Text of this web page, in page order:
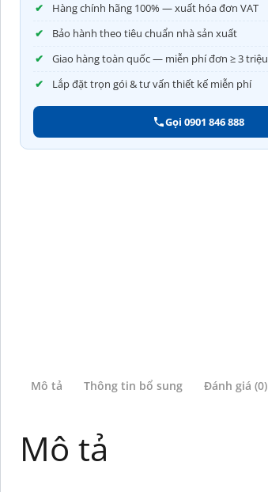
Hàng chính hãng 100% — xuất hóa đơn VAT
Bảo hành theo tiêu chuẩn nhà sản xuất
Giao hàng toàn quốc — miễn phí đơn ≥ 3 triệu
Lắp đặt trọn gói & tư vấn thiết kế miễn phí
Gọi 0901 846 888
Mô tả Thông tin bổ sung Đánh giá (0)
Mô tả